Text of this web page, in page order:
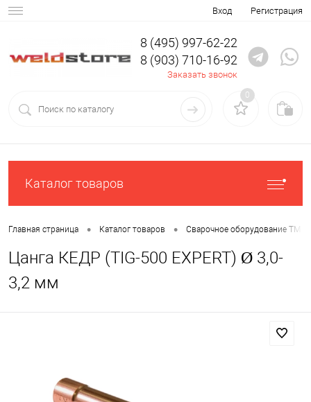
Вход Регистрация
8 (495) 997-62-22
8 (903) 710-16-92
Заказать звонок
0
Каталог товаров
Главная страница • Каталог товаров • Сварочное оборудование ТМ
Цанга КЕДР (TIG-500 EXPERT) Ø 3,0-
3,2 мм